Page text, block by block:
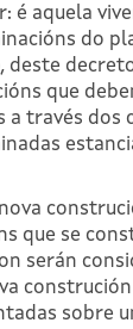
é aquela
do
deste
que
a través dos
que se
serán
sobre